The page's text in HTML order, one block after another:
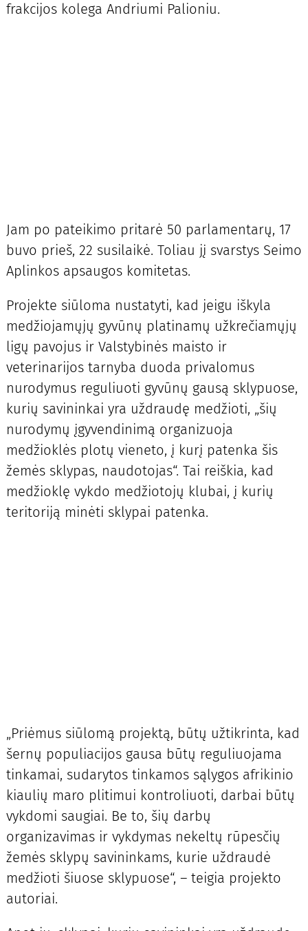
frakcijos kolega Andriumi Palioniu.
Jam po pateikimo pritarė 50 parlamentarų, 17
buvo prieš, 22 susilaikė. Toliau jį svarstys Seimo
Aplinkos apsaugos komitetas.
Projekte siūloma nustatyti, kad jeigu iškyla
medžiojamųjų gyvūnų platinamų užkrečiamųjų
ligų pavojus ir Valstybinės maisto ir
veterinarijos tarnyba duoda privalomus
nurodymus reguliuoti gyvūnų gausą sklypuose,
kurių savininkai yra uždraudę medžioti, „šių
nurodymų įgyvendinimą organizuoja
medžioklės plotų vieneto, į kurį patenka šis
žemės sklypas, naudotojas“. Tai reiškia, kad
medžioklę vykdo medžiotojų klubai, į kurių
teritoriją minėti sklypai patenka.
„Priėmus siūlomą projektą, būtų užtikrinta, kad
šernų populiacijos gausa būtų reguliuojama
tinkamai, sudarytos tinkamos sąlygos afrikinio
kiaulių maro plitimui kontroliuoti, darbai būtų
vykdomi saugiai. Be to, šių darbų
organizavimas ir vykdymas nekeltų rūpesčių
žemės sklypų savininkams, kurie uždraudė
medžioti šiuose sklypuose“, – teigia projekto
autoriai.